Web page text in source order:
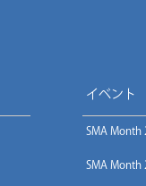
イベント
SMA Month
SMA Month